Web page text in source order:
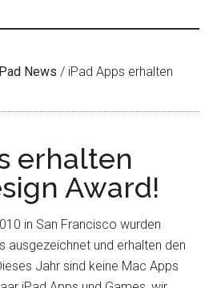
News / iPad Apps erhalten
erhalten
Award!
in San Francisco wurden
ausgezeichnet und erhalten den
Jahr sind keine Mac Apps